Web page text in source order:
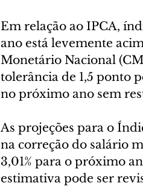
Em relação ao IPCA,
ano está levemente
Monetário Nacional
tolerância de 1,5 ponto
no próximo ano sem
As projeções para o
na correção do salário
3,01% para o próximo
estimativa pode ser